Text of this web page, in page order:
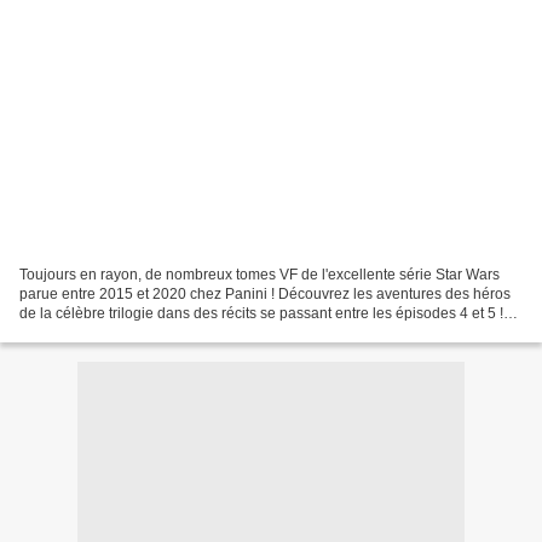
Toujours en rayon, de nombreux tomes VF de l'excellente série Star Wars
parue entre 2015 et 2020 chez Panini ! Découvrez les aventures des héros
de la célèbre trilogie dans des récits se passant entre les épisodes 4 et 5 !